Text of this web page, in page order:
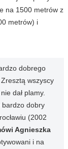
na 1500 metrów z
metrów) i
dobrego
wszyscy
dał plamy.
bardzo dobry
(2002
Agnieszka
i na